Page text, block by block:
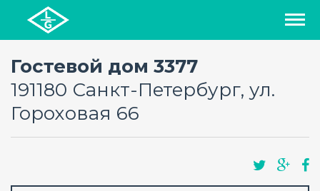
СПИСОК ОТЕЛЕЙ
РЕГИОНЫ
О ПРОЕКТЕ
Гостевой дом 3377
191180 Санкт-Петербург, ул.
Гороховая 66